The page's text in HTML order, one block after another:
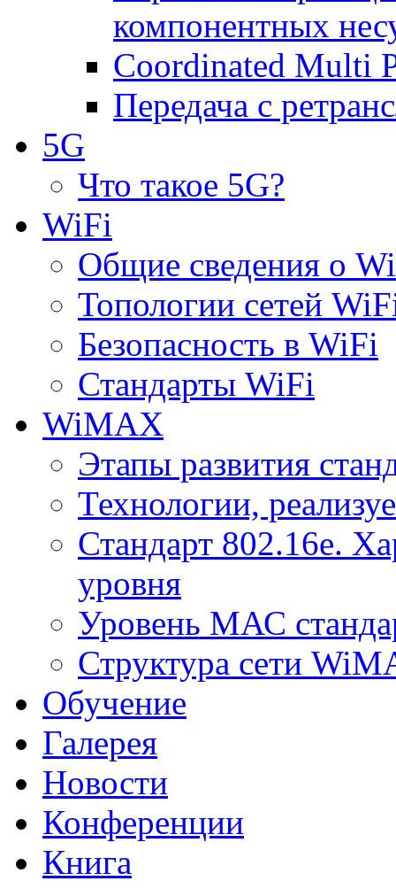
компонентных
Coordinated Multi
Передача с
5G
Что такое 5G?
WiFi
Общие сведения о
Топологии сетей
Безопасность в WiFi
Стандарты WiFi
WiMAX
Этапы развития
Технологии,
Стандарт 802.16е.
уровня
Уровень МАС
Структура сети
Обучение
Галерея
Новости
Конференции
Книга